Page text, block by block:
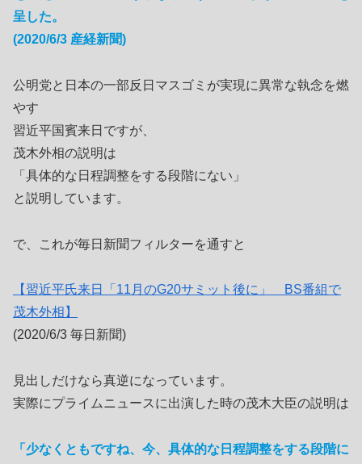
呈した。
(2020/6/3 産経新聞)
公明党と日本の一部反日マスゴミが実現に異常な執念を燃
やす
習近平国賓来日ですが、
茂木外相の説明は
「具体的な日程調整をする段階にない」
と説明しています。
で、これが毎日新聞フィルターを通すと
【習近平氏来日「11月のG20サミット後に」 BS番組で
茂木外相】
(2020/6/3 毎日新聞)
見出しだけなら真逆になっています。
実際にプライムニュースに出演した時の茂木大臣の説明は
「少なくともですね、今、具体的な日程調整をする段階に